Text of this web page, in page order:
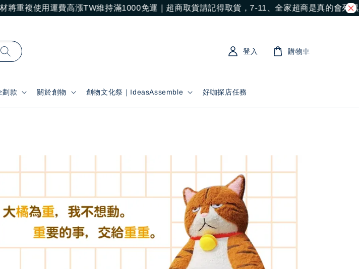
使用運費高漲TW維持滿1000免運｜超商取貨請記得取貨，7-11、全家超商是真的會列黑名單
劃款 關於創物 創物文化祭｜IdeasAssemble 好咖探店任務
登入 購物車